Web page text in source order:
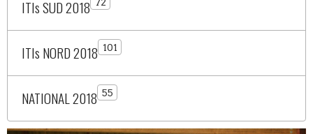
ITIs SUD 2018
ITIs NORD 2018 101
NATIONAL 2018 55